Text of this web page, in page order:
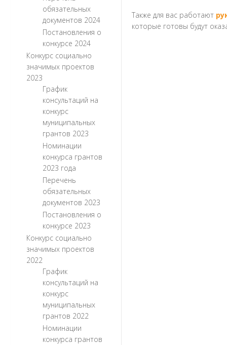
обязательных
документов 2024
Постановления о
конкурсе 2024
Конкурс социально
значимых проектов
2023
График
консультаций на
конкурс
муниципальных
грантов 2023
Номинации
конкурса грантов
2023 года
Перечень
обязательных
документов 2023
Постановления о
конкурсе 2023
Конкурс социально
значимых проектов
2022
График
консультаций на
конкурс
муниципальных
грантов 2022
Номинации
конкурса грантов
Также для вас работают
которые готовы будут